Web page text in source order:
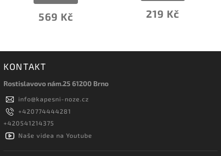
569 Kč 219 Kč
KONTAKT
Rostislavovo nám.25 61200 Brno
info@kapesni-noze.cz
+420774444281
+420541214375
Naše videa na Youtube